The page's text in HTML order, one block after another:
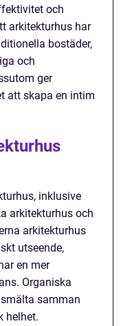
och
arkitekturhus har
bostäder,
och
ger
att skapa en intim
inklusive
arkitekturhus och
arkitekturhus
utseende,
en mer
Organiska
samman
helhet.